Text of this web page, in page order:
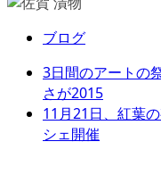
ブログ
3日間のアートの
さが2015
11月21日、紅葉
シェ開催